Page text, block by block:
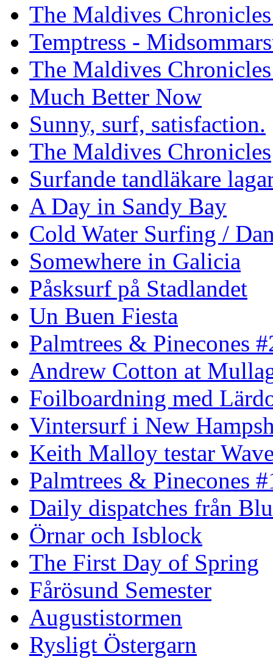
The Maldives
Temptress -
The Maldives
Much Better Now
Sunny, surf, satisfaction.
The Maldives Chronicles
Surfande tandläkare
A Day in Sandy Bay
Cold Water Surfing /
Somewhere in Galicia
Påsksurf på Stadlandet
Un Buen Fiesta
Palmtrees & Pinecones
Andrew Cotton at
Foilboardning med
Vintersurf i New
Keith Malloy testar
Palmtrees & Pinecones
Daily dispatches från
Örnar och Isblock
The First Day of Spring
Fårösund Semester
Augustistormen
Rysligt Östergarn